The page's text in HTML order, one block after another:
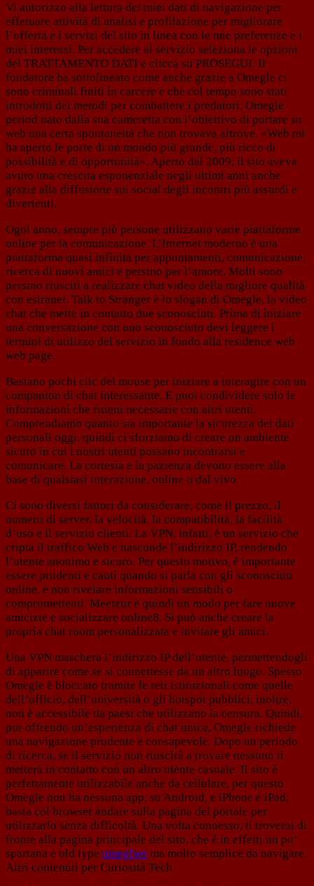
Vi autorizzo alla lettura dei miei dati di navigazione per
effetuare attività di analisi e profilazione per migliorare
l’offerta e i servizi del sito in linea con le mie preferenze e i
miei interessi. Per accedere al servizio seleziona le opzioni
del TRATTAMENTO DATI e clicca su PROSEGUI. Il
fondatore ha sottolineato come anche grazie a Omegle ci
sono criminali finiti in carcere e che col tempo sono stati
introdotti dei metodi per combattere i predatori. Omegle
period nato dalla sua cameretta con l’obiettivo di portare su
web una certa spontaneità che non trovava altrove. «Web mi
ha aperto le porte di un mondo più grande, più ricco di
possibilità e di opportunità». Aperto dal 2009, il sito aveva
avuto una crescita esponenziale negli ultimi anni anche
grazie alla diffusione sui social degli incontri più assurdi e
divertenti.
Ogni anno, sempre più persone utilizzano varie piattaforme
online per la comunicazione. L’Internet moderno è una
piattaforma quasi infinita per appuntamenti, comunicazione,
ricerca di nuovi amici e persino per l’amore. Molti sono
persino riusciti a realizzare chat video della migliore qualità
con estranei. Talk to Stranger è lo slogan di Omegle, la video
chat che mette in contatto due sconosciuti. Prima di iniziare
una conversazione con uno sconosciuto devi leggere i
termini di utilizzo del servizio in fondo alla residence web
web page.
Bastano pochi clic del mouse per iniziare a interagire con un
companion di chat interessante. E puoi condividere solo le
informazioni che ritieni necessarie con altri utenti.
Comprendiamo quanto sia importante la sicurezza dei dati
personali oggi, quindi ci sforziamo di creare un ambiente
sicuro in cui i nostri utenti possano incontrarsi e
comunicare. La cortesia e la pazienza devono essere alla
base di qualsiasi interazione, online o dal vivo.
Ci sono diversi fattori da considerare, come il prezzo, il
numero di server, la velocità, la compatibilità, la facilità
d’uso e il servizio clienti. La VPN, infatti, è un servizio che
cripta il traffico Web e nasconde l’indirizzo IP, rendendo
l’utente anonimo e sicuro. Per questo motivo, è importante
essere prudenti e cauti quando si parla con gli sconosciuti
online, e non rivelare informazioni sensibili o
compromettenti. Meetzur è quindi un modo per fare nuove
amicizie e socializzare online8. Si può anche creare la
propria chat room personalizzata e invitare gli amici.
Una VPN maschera l’indirizzo IP dell’utente, permettendogli
di apparire come se si connettesse da un altro luogo. Spesso
Omegle è bloccato tramite le reti istituzionali come quelle
dell’ufficio, dell’università o gli hotspot pubblici, inoltre,
non è accessibile da paesi che utilizzano la censura. Quindi,
pur offrendo un’esperienza di chat unica, Omegle richiede
una navigazione prudente e consapevole. Dopo un periodo
di ricerca, se il servizio non riuscirà a trovare nessuno ti
metterà in contatto con un altro utente casuale. Il sito è
perfettamente utilizzabile anche da cellulare, per questo
Omegle non ha nessuna app, su Android, e iPhone e iPad,
basta col browser andare sulla pagina del portale per
utilizzarlo senza difficoltà. Una volta connesso, ti troverai di
fronte alla pagina principale del sito, che è in effetti un po’
spartana e old type omeglwe ma molto semplice da navigare.
Altri contenuti per Curiosità Tech